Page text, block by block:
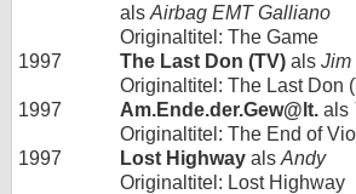
als Airbag EMT Galliano
Originaltitel: The Game
1997
The Last Don (TV) als Jim
Originaltitel: The Last Don
1997
Am.Ende.der.Gew@lt. als
Originaltitel: The End of
1997
Lost Highway als Andy
Originaltitel: Lost Highway